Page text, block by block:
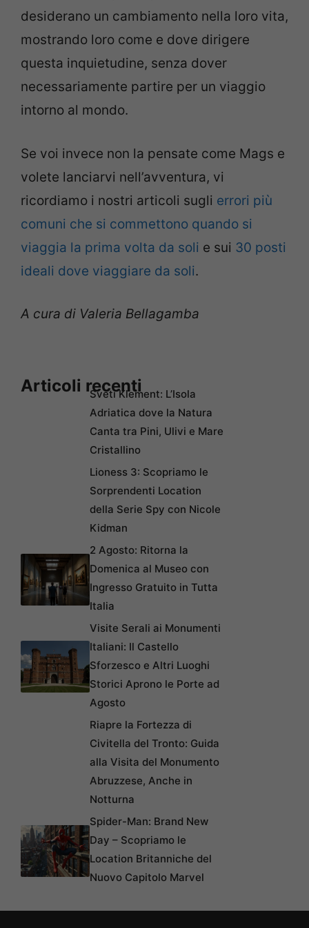
desiderano un cambiamento nella loro vita,
mostrando loro come e dove dirigere
questa inquietudine, senza dover
necessariamente partire per un viaggio
intorno al mondo.
Se voi invece non la pensate come Mags e
volete lanciarvi nell’avventura, vi
ricordiamo i nostri articoli sugli errori più
comuni che si commettono quando si
viaggia la prima volta da soli e sui 30 posti
ideali dove viaggiare da soli.
A cura di Valeria Bellagamba
Articoli recentiSveti Klement: L’Isola
Adriatica dove la Natura
Canta tra Pini, Ulivi e Mare
Cristallino
Lioness 3: Scopriamo le
Sorprendenti Location
della Serie Spy con Nicole
Kidman
2 Agosto: Ritorna la
Domenica al Museo con
Ingresso Gratuito in Tutta
Italia
Visite Serali ai Monumenti
Italiani: Il Castello
Sforzesco e Altri Luoghi
Storici Aprono le Porte ad
Agosto
Riapre la Fortezza di
Civitella del Tronto: Guida
alla Visita del Monumento
Abruzzese, Anche in
Notturna
Spider-Man: Brand New
Day – Scopriamo le
Location Britanniche del
Nuovo Capitolo Marvel